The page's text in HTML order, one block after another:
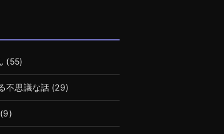
(55)
不思議な話 (29)
(9)